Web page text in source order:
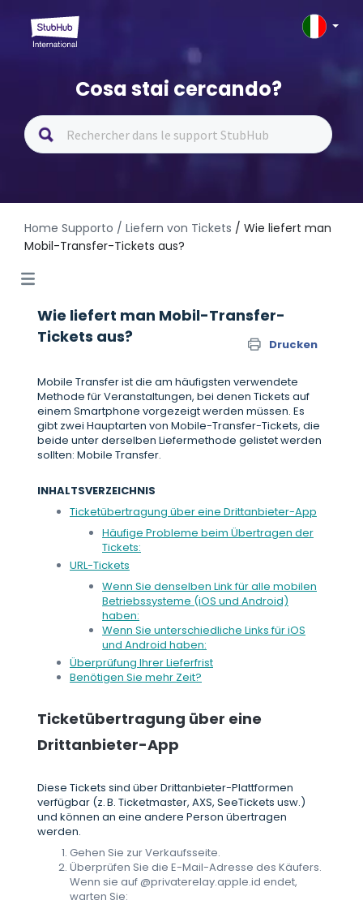
Cosa stai cercando?
Home Supporto / Liefern von Tickets / Wie liefert man
Mobil-Transfer-Tickets aus?
Wie liefert man Mobil-Transfer-
Tickets aus?
Drucken
Mobile Transfer ist die am häufigsten verwendete
Methode für Veranstaltungen, bei denen Tickets auf
einem Smartphone vorgezeigt werden müssen. Es
gibt zwei Hauptarten von Mobile-Transfer-Tickets, die
beide unter derselben Liefermethode gelistet werden
sollten: Mobile Transfer.
INHALTSVERZEICHNIS
Ticketübertragung über eine Drittanbieter-App
Häufige Probleme beim Übertragen der
Tickets:
URL-Tickets
Wenn Sie denselben Link für alle mobilen
Betriebssysteme (iOS und Android)
haben:
Wenn Sie unterschiedliche Links für iOS
und Android haben:
Überprüfung Ihrer Lieferfrist
Benötigen Sie mehr Zeit?
Ticketübertragung über eine
Drittanbieter-App
Diese Tickets sind über Drittanbieter-Plattformen
verfügbar (z. B. Ticketmaster, AXS, SeeTickets usw.)
und können an eine andere Person übertragen
werden.
Gehen Sie zur Verkaufsseite.
Überprüfen Sie die E-Mail-Adresse des Käufers.
Wenn sie auf @privaterelay.apple.id endet,
warten Sie: